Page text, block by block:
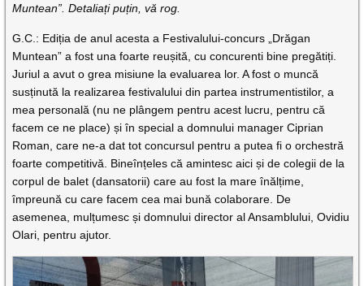
Muntean”. Detaliați puțin, vă rog.
G.C.: Ediția de anul acesta a Festivalului-concurs „Drăgan
Muntean” a fost una foarte reușită, cu concurenti bine pregătiți.
Juriul a avut o grea misiune la evaluarea lor. A fost o muncă
susținută la realizarea festivalului din partea instrumentistilor, a
mea personală (nu ne plângem pentru acest lucru, pentru că
facem ce ne place) și în special a domnului manager Ciprian
Roman, care ne-a dat tot concursul pentru a putea fi o orchestră
foarte competitivă. Bineînțeles că amintesc aici și de colegii de la
corpul de balet (dansatorii) care au fost la mare înălțime,
împreună cu care facem cea mai bună colaborare. De
asemenea, mulțumesc și domnului director al Ansamblului, Ovidiu
Olari, pentru ajutor.